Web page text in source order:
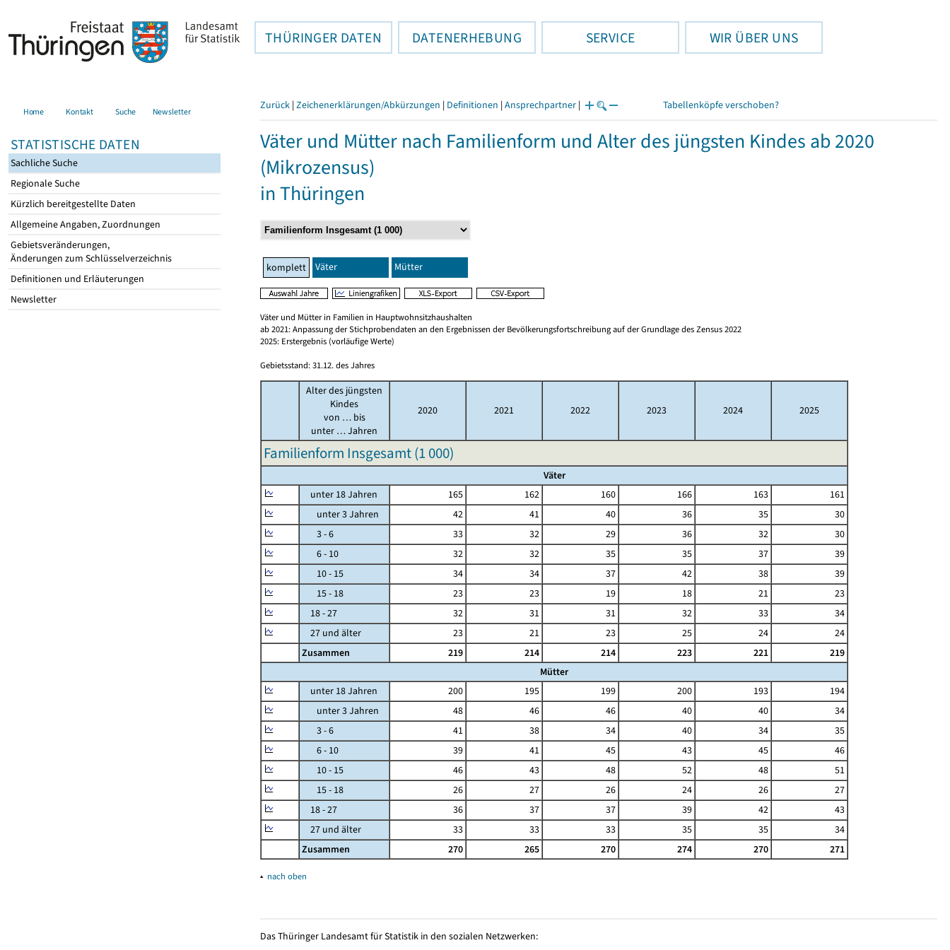
THÜRINGER DATEN DATENERHEBUNG SERVICE WIR ÜBER UNS
Home Kontakt Suche Newsletter
STATISTISCHE DATEN
Sachliche Suche
Regionale Suche
Kürzlich bereitgestellte Daten
Allgemeine Angaben, Zuordnungen
Gebietsveränderungen,
Änderungen zum Schlüsselverzeichnis
Definitionen und Erläuterungen
Newsletter
Zurück | Zeichenerklärungen/Abkürzungen | Definitionen | Ansprechpartner | Tabellenköpfe verschoben?
Väter und Mütter nach Familienform und Alter des jüngsten Kindes ab 2020
(Mikrozensus)
in Thüringen
komplett Väter Mütter
Väter und Mütter in Familien in Hauptwohnsitzhaushalten
ab 2021: Anpassung der Stichprobendaten an den Ergebnissen der Bevölkerungsfortschreibung auf der Grundlage des Zensus 2022
2025: Erstergebnis (vorläufige Werte)
Gebietsstand: 31.12. des Jahres
Alter des jüngsten
Kindes
von … bis
unter … Jahren
2020 2021 2022 2023 2024 2025
Familienform Insgesamt (1 000)
Väter
unter 18 Jahren
165 162 160 166 163
161
unter 3 Jahren
42 41 40 36 35
30
3 - 6
33 32 29 36 32
30
6 - 10
32 32 35 35 37
39
10 - 15
34 34 37 42 38
39
15 - 18
23 23 19 18 21
23
18 - 27
32 31 31 32 33
34
27 und älter
23 21 23 25 24
24
Zusammen
219 214 214 223 221
219
Mütter
unter 18 Jahren
200 195 199 200 193
194
unter 3 Jahren
48 46 46 40 40
34
3 - 6
41 38 34 40 34
35
6 - 10
39 41 45 43 45
46
10 - 15
46 43 48 52 48
51
15 - 18
26 27 26 24 26
27
18 - 27
36 37 37 39 42
43
27 und älter
33 33 33 35 35
34
Zusammen
270 265 270 274 270
271
▴ nach oben
Das Thüringer Landesamt für Statistik in den sozialen Netzwerken: